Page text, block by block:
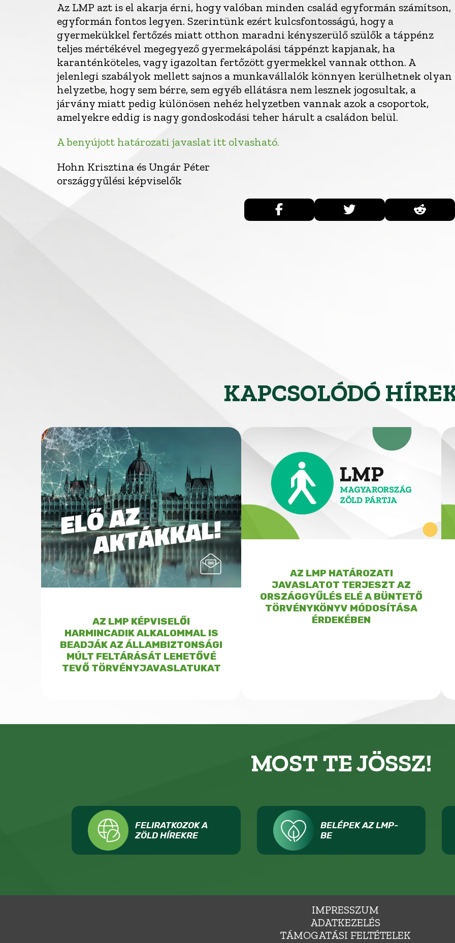
Az LMP azt is el akarja érni, hogy valóban minden család egyformán számítson,
egyformán fontos legyen. Szerintünk ezért kulcsfontosságú, hogy a
gyermekükkel fertőzés miatt otthon maradni kényszerülő szülők a táppénz
teljes mértékével megegyező gyermekápolási táppénzt kapjanak, ha
karanténköteles, vagy igazoltan fertőzött gyermekkel vannak otthon. A
jelenlegi szabályok mellett sajnos a munkavállalók könnyen kerülhetnek olyan
helyzetbe, hogy sem bérre, sem egyéb ellátásra nem lesznek jogosultak, a
járvány miatt pedig különösen nehéz helyzetben vannak azok a csoportok,
amelyekre eddig is nagy gondoskodási teher hárult a családon belül.
A benyújott határozati javaslat itt olvasható.
Hohn Krisztina és Ungár Péter
országgyűlési képviselők
KAPCSOLÓDÓ
AZ LMP KÉPVISELŐI
HARMINCADIK ALKALOMMAL IS
BEADJÁK AZ ÁLLAMBIZTONSÁGI
MÚLT FELTÁRÁSÁT LEHETŐVÉ
TEVŐ TÖRVÉNYJAVASLATUKAT
AZ LMP HATÁROZATI
JAVASLATOT TERJESZT AZ
ORSZÁGGYŰLÉS ELÉ A BÜNTETŐ
TÖRVÉNYKÖNYV MÓDOSÍTÁSA
ÉRDEKÉBEN
MOST TE JÖSSZ!
FELIRATKOZOK A
ZÖLD HÍREKRE
BELÉPEK AZ LMP-
BE
IMPRESSZUM
ADATKEZELÉS
TÁMOGATÁSI FELTÉTELEK